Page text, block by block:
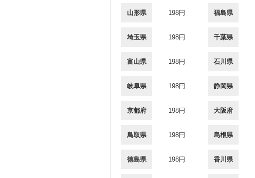
山形県 198円 福島県
埼玉県 198円 千葉県
富山県 198円 石川県
岐阜県 198円 静岡県
京都府 198円 大阪府
鳥取県 198円 島根県
徳島県 198円 香川県